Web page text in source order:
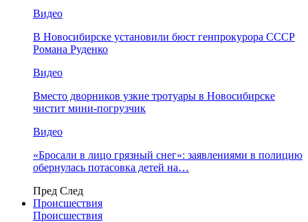
Видео
В Новосибирске установили бюст генпрокурора СССР
Романа Руденко
Видео
Вместо дворников узкие тротуары в Новосибирске
чистит мини-погрузчик
Видео
«Бросали в лицо грязный снег»: заявлениями в полицию
обернулась потасовка детей на…
Пред След
Происшествия
Происшествия